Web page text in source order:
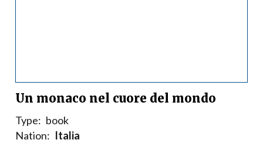
Un monaco nel cuore del mondo
Type: book
Nation: Italia